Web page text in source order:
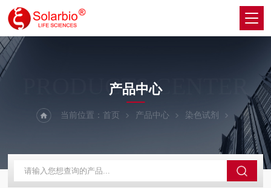
PRODUCTS CENTER
产品中心
当前位置： 首页 产品中心 染色试剂